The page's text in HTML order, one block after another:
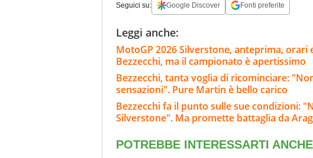
Seguici su: Google Discover Fonti preferite
Leggi anche:
MotoGP 2026 Silverstone, anteprima,
Bezzecchi, ma il campionato è apertissimo
Bezzecchi, tanta voglia di ricominciare:
sensazioni". Pure Martin è bello carico
Bezzecchi fa il punto sulle sue condizioni:
Silverstone". Ma promette battaglia da